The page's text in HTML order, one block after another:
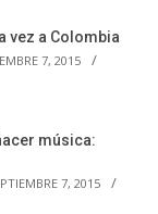
vez a Colombia
7, 2015
música:
7, 2015